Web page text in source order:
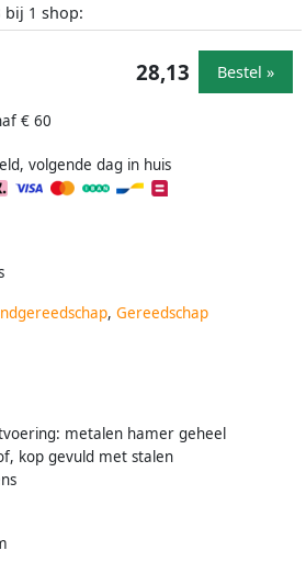
bij 1 shop:
€ 60
volgende dag in huis
28,13 Bestel »
, Gereedschap
metalen hamer geheel
kop gevuld met stalen